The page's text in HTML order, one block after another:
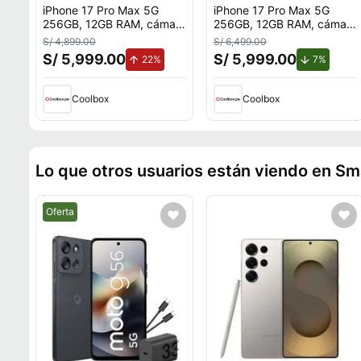
iPhone 17 Pro Max 5G
256GB, 12GB RAM, cámara
trasera 48MP y frontal
18MP, 6.9"", plateado
S/ 4,899.00
S/ 5,999.00 22% de aumento.
Coolbox
iPhone 17 Pro Max 5G
256GB, 12GB RAM, cámara
trasera 48MP, frontal
18MP, 6.9"", Deep Blue
S/ 6,499.00
S/ 5,999.00 7%
Coolbox
Lo que otros usuarios están viendo en
Mejor precio.
Oferta